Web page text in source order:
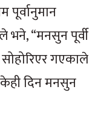
पूर्वानुमान
भने, “मनसुन पूर्वी
सोहोरिएर गएकाले
दिन मनसुन